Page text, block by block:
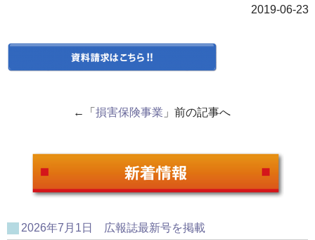
2019-06-23
←「 損害保険事業 」前の記事へ
2026年7月1日 広報誌最新号を掲載